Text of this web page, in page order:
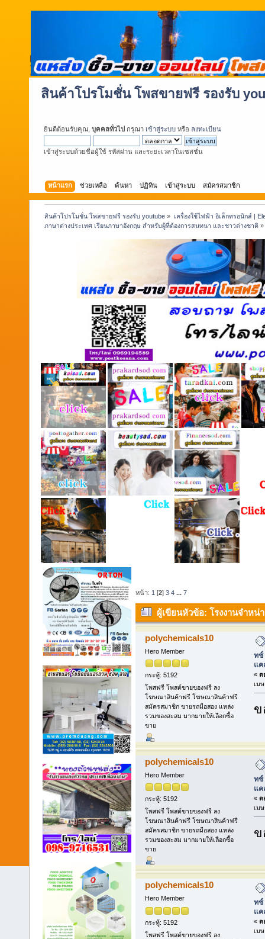
สินค้าโปรโมชั่น โพสขายฟรี รองรับ
ยินดีต้อนรับคุณ, บุคคลทั่วไป กรุณา เข้าสู่ระบบ หรือ ลงทะเบียน
เข้าสู่ระบบด้วยชื่อผู้ใช้ รหัสผ่าน และระยะเวลาในเซสชั่น
หน้าแรก ช่วยเหลือ ค้นหา ปฏิทิน เข้าสู่ระบบ สมัครสมาชิก
สินค้าโปรโมชั่น โพสขายฟรี รองรับ youtube » เครื่องใช้ไฟฟ้า อิเล็กทรอนิกส์ |
ภาษาต่างประเทศ เรียนภาษาอังกฤษ สำหรับผู้ที่ต้องการสนทนา และชาวต่างชาติ »
หน้า: 1 [2] 3 4 ... 7
ผู้เขียนหัวข้อ: โรงงานจำหน่
Masterbatch) แคลเซียมคาร์บอ
polychemicals10
Hero Member
กระทู้: 5192
โพสฟรี โพสต์ขายของฟรี ลง
โฆษณาสินค้าฟรี โฆษณาสินค้าฟรี
สมัครสมาชิก ขายรถมือสอง แหล่ง
รวมของสะสม มากมายให้เลือกซื้อ
ขาย
ทช์
แค
« ต
เม
ข
polychemicals10
Hero Member
กระทู้: 5192
โพสฟรี โพสต์ขายของฟรี ลง
โฆษณาสินค้าฟรี โฆษณาสินค้าฟรี
สมัครสมาชิก ขายรถมือสอง แหล่ง
รวมของสะสม มากมายให้เลือกซื้อ
ขาย
ทช์
แค
« ต
เม
ข
polychemicals10
Hero Member
กระทู้: 5192
โพสฟรี โพสต์ขายของฟรี ลง
ทช์
แค
« ต
เม